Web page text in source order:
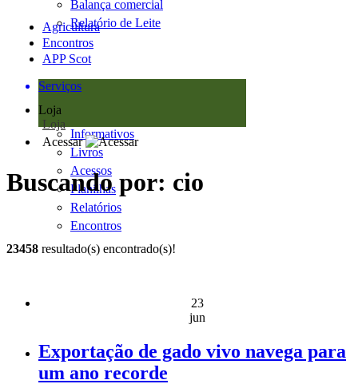
Balança comercial
Relatório de Leite
Agricultura
Encontros
APP Scot
Serviços
Loja
Loja
Informativos
Livros
Acessos
Planilhas
Relatórios
Encontros
Acessar
Buscando por: cio
23458 resultado(s) encontrado(s)!
23
jun
Exportação de gado vivo navega para
um ano recorde